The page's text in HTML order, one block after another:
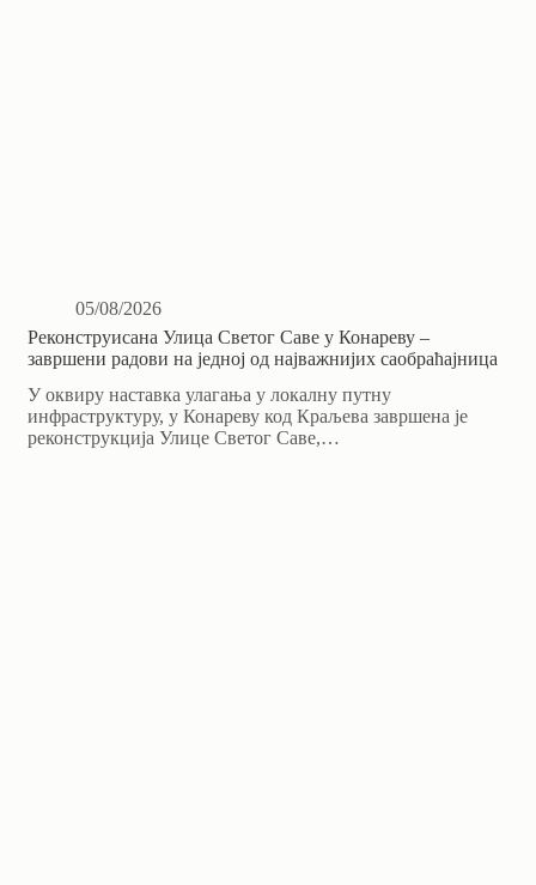
05/08/2026
Реконструисана Улица Светог Саве у Конареву –
завршени радови на једној од најважнијих саобраћајница
У оквиру наставка улагања у локалну путну
инфраструктуру, у Конареву код Краљева завршена је
реконструкција Улице Светог Саве,…